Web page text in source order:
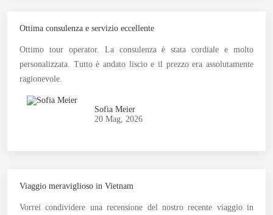
Ottima consulenza e servizio eccellente
Ottimo tour operator. La consulenza è stata cordiale e molto
personalizzata. Tutto è andato liscio e il prezzo era assolutamente
ragionevole.
Sofia Meier
20 Mag, 2026
Viaggio meraviglioso in Vietnam
Vorrei condividere una recensione del nostro recente viaggio in